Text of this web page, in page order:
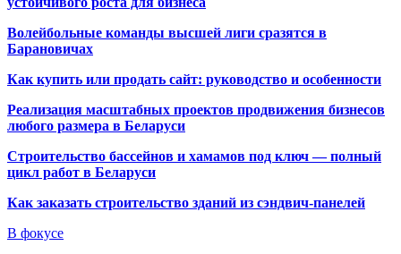
Волейбольные команды высшей лиги сразятся в
Барановичах
Как купить или продать сайт: руководство и особенности
Реализация масштабных проектов продвижения бизнесов
любого размера в Беларуси
Строительство бассейнов и хамамов под ключ — полный
цикл работ в Беларуси
Как заказать строительство зданий из сэндвич-панелей
В фокусе